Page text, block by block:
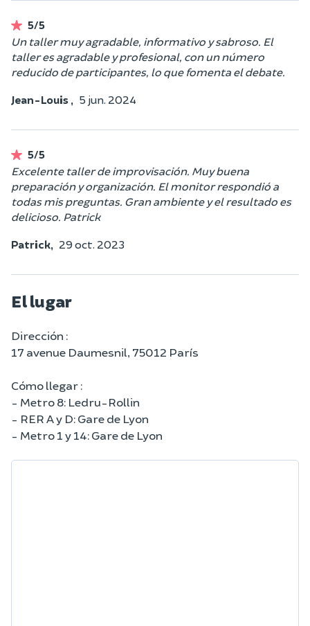
5/5
Un taller muy agradable, informativo y sabroso. El
taller es agradable y profesional, con un número
reducido de participantes, lo que fomenta el debate.
Jean-Louis , 5 jun. 2024
5/5
Excelente taller de improvisación. Muy buena
preparación y organización. El monitor respondió a
todas mis preguntas. Gran ambiente y el resultado es
delicioso. Patrick
Patrick, 29 oct. 2023
El lugar
Dirección :
17 avenue Daumesnil, 75012 París
Cómo llegar :
- Metro 8: Ledru-Rollin
- RER A y D: Gare de Lyon
- Metro 1 y 14: Gare de Lyon